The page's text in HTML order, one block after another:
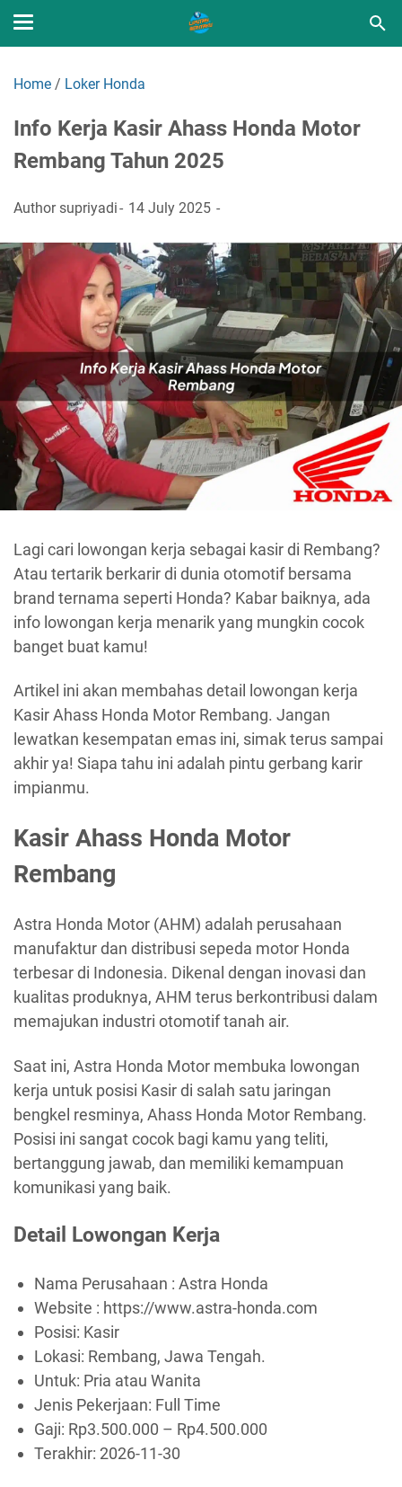
Home / Loker Honda
Info Kerja Kasir Ahass Honda Motor
Rembang Tahun 2025
Authorsupriyadi 14 July 2025
Lagi cari lowongan kerja sebagai kasir di Rembang?
Atau tertarik berkarir di dunia otomotif bersama
brand ternama seperti Honda? Kabar baiknya, ada
info lowongan kerja menarik yang mungkin cocok
banget buat kamu!
Artikel ini akan membahas detail lowongan kerja
Kasir Ahass Honda Motor Rembang. Jangan
lewatkan kesempatan emas ini, simak terus sampai
akhir ya! Siapa tahu ini adalah pintu gerbang karir
impianmu.
Kasir Ahass Honda Motor
Rembang
Astra Honda Motor (AHM) adalah perusahaan
manufaktur dan distribusi sepeda motor Honda
terbesar di Indonesia. Dikenal dengan inovasi dan
kualitas produknya, AHM terus berkontribusi dalam
memajukan industri otomotif tanah air.
Saat ini, Astra Honda Motor membuka lowongan
kerja untuk posisi Kasir di salah satu jaringan
bengkel resminya, Ahass Honda Motor Rembang.
Posisi ini sangat cocok bagi kamu yang teliti,
bertanggung jawab, dan memiliki kemampuan
komunikasi yang baik.
Detail Lowongan Kerja
Nama Perusahaan : Astra Honda
Website : https://www.astra-honda.com
Posisi: Kasir
Lokasi: Rembang, Jawa Tengah.
Untuk: Pria atau Wanita
Jenis Pekerjaan: Full Time
Gaji: Rp3.500.000 – Rp4.500.000
Terakhir: 2026-11-30